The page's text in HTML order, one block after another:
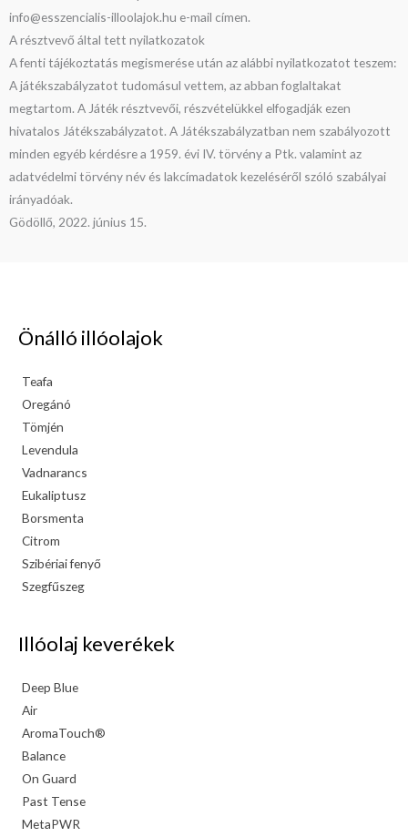
info@esszencialis-illoolajok.hu e-mail címen.
A résztvevő által tett nyilatkozatok
A fenti tájékoztatás megismerése után az alábbi nyilatkozatot teszem:
A játékszabályzatot tudomásul vettem, az abban foglaltakat
megtartom. A Játék résztvevői, részvételükkel elfogadják ezen
hivatalos Játékszabályzatot. A Játékszabályzatban nem szabályozott
minden egyéb kérdésre a 1959. évi IV. törvény a Ptk. valamint az
adatvédelmi törvény név és lakcímadatok kezeléséről szóló szabályai
irányadóak.
Gödöllő, 2022. június 15.
Önálló illóolajok
Teafa
Oregánó
Tömjén
Levendula
Vadnarancs
Eukaliptusz
Borsmenta
Citrom
Szibériai fenyő
Szegfűszeg
Illóolaj keverékek
Deep Blue
Air
AromaTouch®
Balance
On Guard
Past Tense
MetaPWR